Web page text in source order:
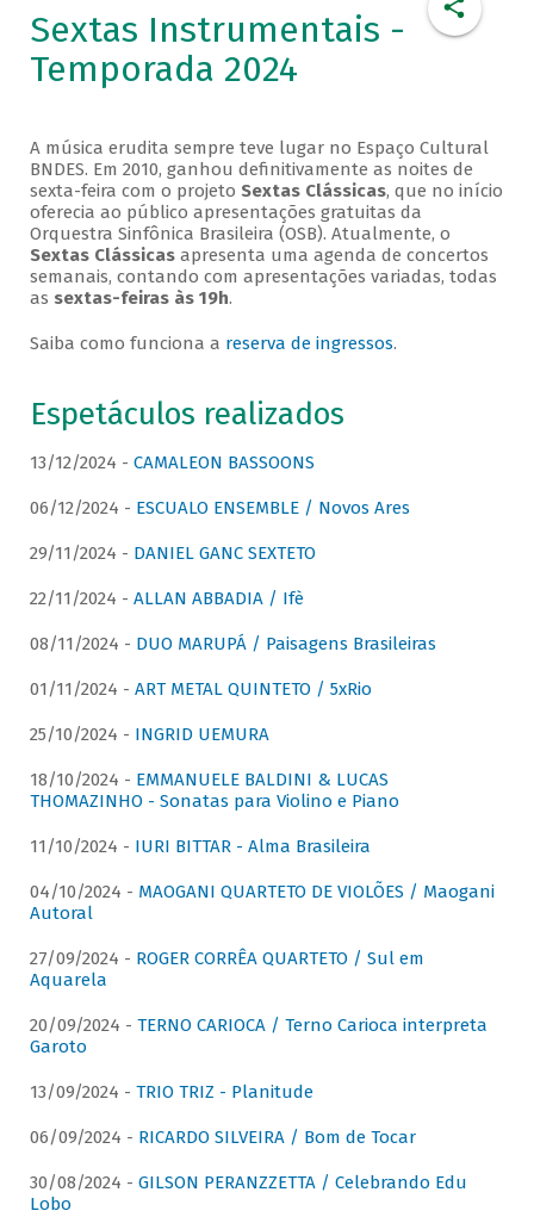
Sextas Instrumentais -
Temporada 2024
A música erudita sempre teve lugar no Espaço Cultural
BNDES. Em 2010, ganhou definitivamente as noites de
sexta-feira com o projeto Sextas Clássicas, que no início
oferecia ao público apresentações gratuitas da
Orquestra Sinfônica Brasileira (OSB). Atualmente, o
Sextas Clássicasapresenta uma agenda de concertos
semanais, contando com apresentações variadas, todas
as sextas-feiras às 19h.
Saiba como funciona a reserva de ingressos.
Espetáculos realizados
13/12/2024 - CAMALEON BASSOONS
06/12/2024 - ESCUALO ENSEMBLE / Novos Ares
29/11/2024 - DANIEL GANC SEXTETO
22/11/2024 - ALLAN ABBADIA / Ifè
08/11/2024 - DUO MARUPÁ / Paisagens Brasileiras
01/11/2024 - ART METAL QUINTETO / 5xRio
25/10/2024 - INGRID UEMURA
18/10/2024 - EMMANUELE BALDINI & LUCAS
THOMAZINHO - Sonatas para Violino e Piano
11/10/2024 - IURI BITTAR - Alma Brasileira
04/10/2024 - MAOGANI QUARTETO DE VIOLÕES / Maogani
Autoral
27/09/2024 - ROGER CORRÊA QUARTETO / Sul em
Aquarela
20/09/2024 - TERNO CARIOCA / Terno Carioca interpreta
Garoto
13/09/2024 - TRIO TRIZ - Planitude
06/09/2024 - RICARDO SILVEIRA / Bom de Tocar
30/08/2024 - GILSON PERANZZETTA / Celebrando Edu
Lobo